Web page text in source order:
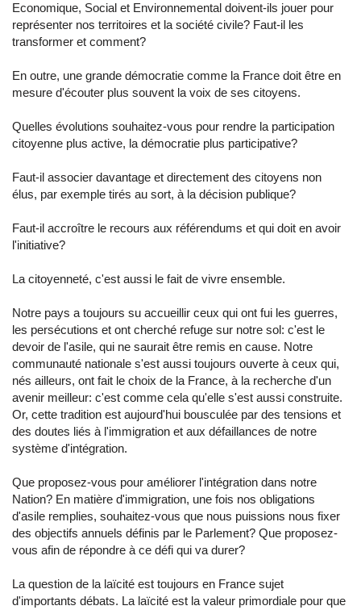
Economique, Social et Environnemental doivent-ils jouer pour
représenter nos territoires et la société civile? Faut-il les
transformer et comment?
En outre, une grande démocratie comme la France doit être en
mesure d'écouter plus souvent la voix de ses citoyens.
Quelles évolutions souhaitez-vous pour rendre la participation
citoyenne plus active, la démocratie plus participative?
Faut-il associer davantage et directement des citoyens non
élus, par exemple tirés au sort, à la décision publique?
Faut-il accroître le recours aux référendums et qui doit en avoir
l'initiative?
La citoyenneté, c'est aussi le fait de vivre ensemble.
Notre pays a toujours su accueillir ceux qui ont fui les guerres,
les persécutions et ont cherché refuge sur notre sol: c'est le
devoir de l'asile, qui ne saurait être remis en cause. Notre
communauté nationale s'est aussi toujours ouverte à ceux qui,
nés ailleurs, ont fait le choix de la France, à la recherche d'un
avenir meilleur: c'est comme cela qu'elle s'est aussi construite.
Or, cette tradition est aujourd'hui bousculée par des tensions et
des doutes liés à l'immigration et aux défaillances de notre
système d'intégration.
Que proposez-vous pour améliorer l'intégration dans notre
Nation? En matière d'immigration, une fois nos obligations
d'asile remplies, souhaitez-vous que nous puissions nous fixer
des objectifs annuels définis par le Parlement? Que proposez-
vous afin de répondre à ce défi qui va durer?
La question de la laïcité est toujours en France sujet
d'importants débats. La laïcité est la valeur primordiale pour que